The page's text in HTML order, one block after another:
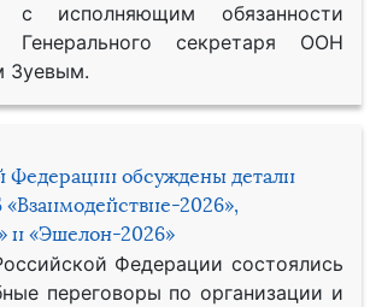
с исполняющим обязанности
Генерального секретаря ООН
Зуевым.
Федерации обсуждены детали
2026»,
и «Эшелон-2026»
Федерации состоялись
переговоры по организации и